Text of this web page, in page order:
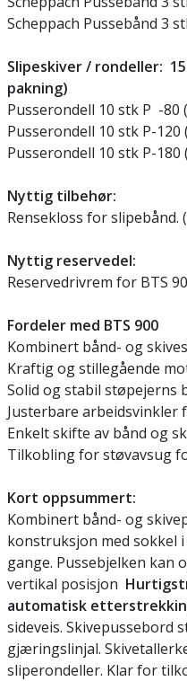
Scheppach Pussebånd 3
Slipeskiver / rondeller:
pakning)
Pusserondell 10 stk P -80
Pusserondell 10 stk P-120
Pusserondell 10 stk P-180
Nyttig tilbehør:
Rensekloss for slipebånd.
Nyttig reservedel:
Reservedrivrem for BTS
Fordeler med BTS 900
Kombinert bånd- og
Kraftig og stillegående
Solid og stabil støpejerns
Justerbare arbeidsvinkler
Enkelt skifte av bånd og
Tilkobling for støvavsug
Kort oppsummert:
Kombinert bånd- og
konstruksjon med sokkel i
gange. Pussebjelken kan
vertikal posisjon
automatisk
sideveis. Skivepussebord
gjæringslinjal.
sliperondeller. Klar for